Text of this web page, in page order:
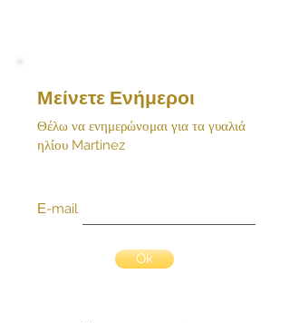
Μείνετε Ενήμεροι
Θέλω να ενημερώνομαι για τα γυαλιά
ηλίου Martinez
Ε-mail
Ok